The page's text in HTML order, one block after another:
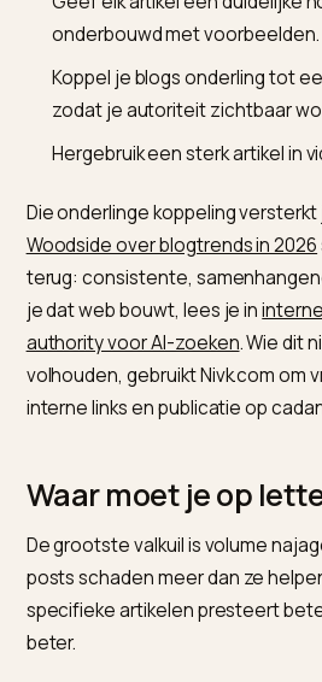
om de boodschap te
vertrouwen zo zwaar weegt,
vertrouwen voor AI-zoeken op
Hoe maak je
groeimotor?
Kies onderwerpen die
beantwoorden, niet brede
Geef elk artikel een
Koppel je blogs onderling
zodat je autoriteit zichtbaar
Hergebruik een sterk
Die onderlinge koppeling